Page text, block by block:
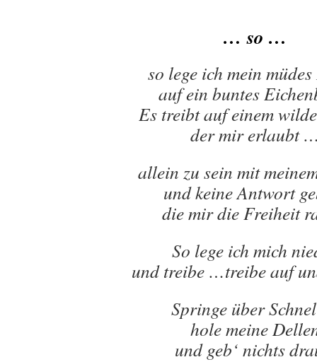
… so …
so lege ich mein
auf ein buntes
Es treibt auf einem
der mir erlaubt
allein zu sein mit
und keine Antwort
die mir die Freiheit
So lege ich mich
und treibe …treibe auf
Springe über
hole meine
und geb‘ nichts